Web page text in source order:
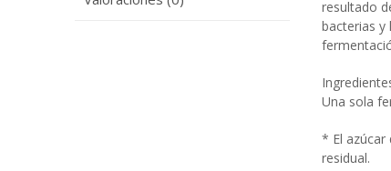
resultado
bacterias y
Una sola
* El azúcar
residual.